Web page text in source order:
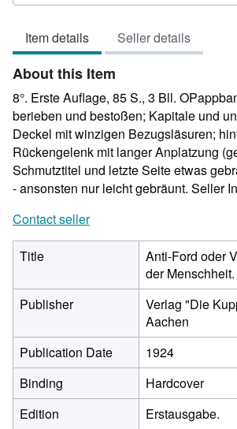
Item details Seller details
About this Item
8°. Erste Auflage, 85 S., 3 Bll.
berieben und bestoßen; Kapitale und
Deckel mit winzigen Bezugsläsuren;
Rückengelenk mit langer Anplatzung
Schmutztitel und letzte Seite etwas
- ansonsten nur leicht gebräunt. Seller
Contact seller
Title
Anti-Ford oder
der Menschheit.
Publisher
Verlag "Die
Aachen
Publication Date
1924
Binding
Hardcover
Edition
Erstausgabe.